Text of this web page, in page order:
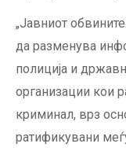
„Јавниот
да разменува
полиција и
организации кои
криминал, врз
ратификувани